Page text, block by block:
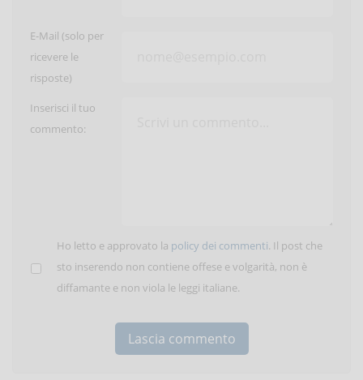
E-Mail (solo per
ricevere le
risposte)
Inserisci il tuo
commento:
Ho letto e approvato la policy dei commenti. Il post che
sto inserendo non contiene offese e volgarità, non è
diffamante e non viola le leggi italiane.